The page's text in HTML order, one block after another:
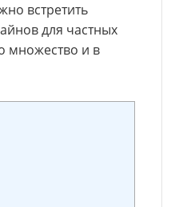
встретить
для частных
множество и в